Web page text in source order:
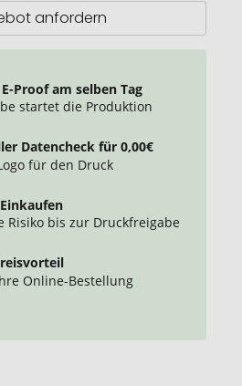
anfordern
Proof am selben Tag
startet die Produktion
Datencheck für 0,00€
für den Druck
Risiko bis zur Druckfreigabe
Online-Bestellung